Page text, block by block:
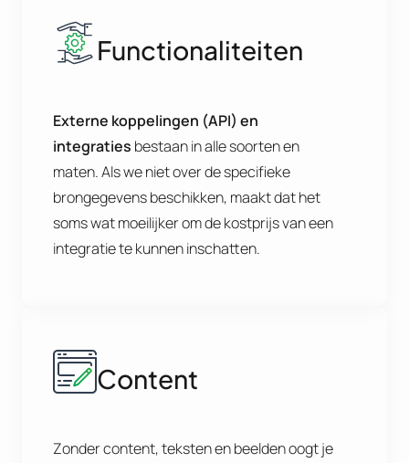
Functionaliteiten
Externe koppelingen (API) en
integraties bestaan in alle soorten en
maten. Als we niet over de specifieke
brongegevens beschikken, maakt dat het
soms wat moeilijker om de kostprijs van een
integratie te kunnen inschatten.
Content
Zonder content, teksten en beelden oogt je